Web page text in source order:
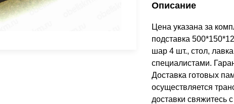
Описание
Цена указана за
подставка
шар 4 шт., стол,
специалистами.
Доставка готовых
осуществляется
доставки